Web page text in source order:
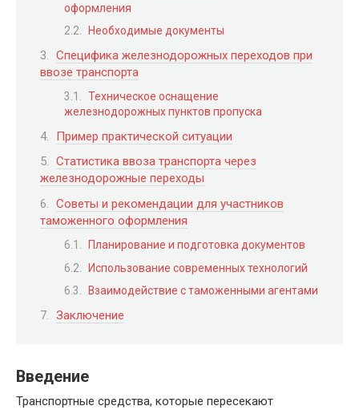
оформления
Необходимые документы
Специфика железнодорожных переходов при
ввозе транспорта
Техническое оснащение
железнодорожных пунктов пропуска
Пример практической ситуации
Статистика ввоза транспорта через
железнодорожные переходы
Советы и рекомендации для участников
таможенного оформления
Планирование и подготовка документов
Использование современных технологий
Взаимодействие с таможенными агентами
Заключение
Введение
Транспортные средства, которые пересекают